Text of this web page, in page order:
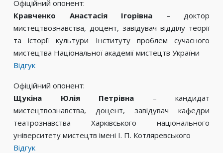
Офіційний опонент:
Кравченко Анастасія Ігорівна – доктор
мистецтвознавства, доцент, завідувач відділу теорії
та історії культури Інституту проблем сучасного
мистецтва Національної академії мистецтв України
Відгук
Офіційний опонент:
Щукіна Юлія Петрівна – кандидат
мистецтвознавства, доцент, завідувач кафедри
театрознавства Харківського національного
університету мистецтв імені І. П. Котляревського
Відгук